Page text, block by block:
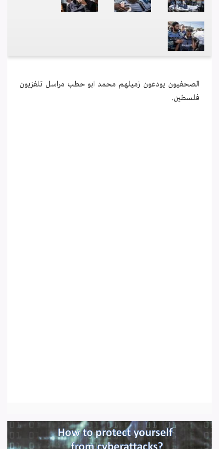
الصحفيون يودعون زميلهم محمد ابو حطب مراسل تلفزيون
فلسطين.